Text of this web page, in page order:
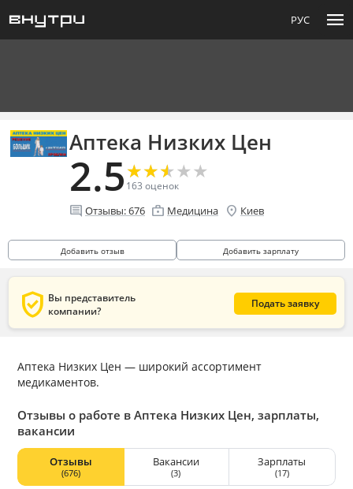
РУС menu
Аптека Низких Цен
2.5★
★★
★★
★★
★★
★
163 оценок
comment Отзывы:676 enterprise Медицина location_on Киев
Добавить отзыв Добавить зарплату
verified_user Вы представитель
компании?
Подать заявку
Аптека Низких Цен — широкий ассортимент
медикаментов.
Отзывы о работе в Аптека Низких Цен, зарплаты,
вакансии
Отзывы
(676)
Вакансии
(3)
Зарплаты
(17)